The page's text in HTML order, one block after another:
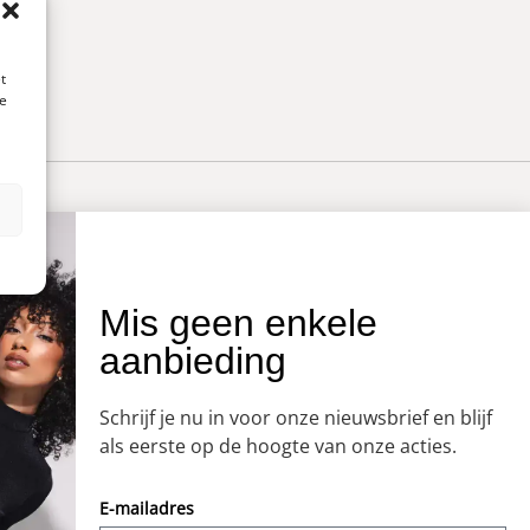
OVER ONS
Onze winkel
Koopzondagen
Mis geen enkele
aanbieding
Schrijf je nu in voor onze nieuwsbrief en blijf
als eerste op de hoogte van onze acties.
E-mailadres